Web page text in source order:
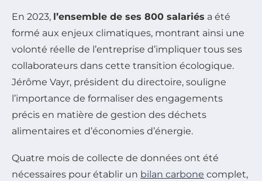
En 2023, l’ensemble de ses 800 salariés a été
formé aux enjeux climatiques, montrant ainsi une
volonté réelle de l’entreprise d’impliquer tous ses
collaborateurs dans cette transition écologique.
Jérôme Vayr, président du directoire, souligne
l’importance de formaliser des engagements
précis en matière de gestion des déchets
alimentaires et d’économies d’énergie.
Quatre mois de collecte de données ont été
nécessaires pour établir un bilan carbone complet,